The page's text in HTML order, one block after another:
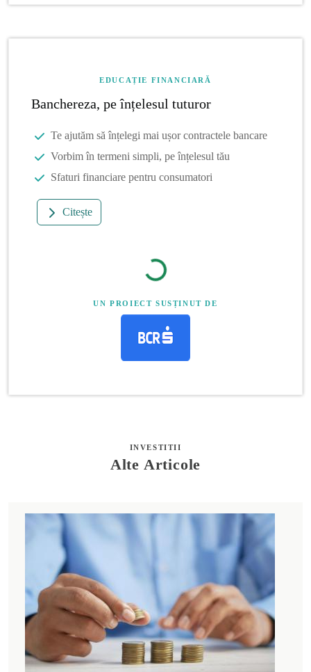
EDUCAȚIE FINANCIARĂ
Banchereza, pe înțelesul tuturor
Te ajutăm să înțelegi mai ușor contractele bancare
Vorbim în termeni simpli, pe înțelesul tău
Sfaturi financiare pentru consumatori
Citește
UN PROIECT SUSȚINUT DE
INVESTITII
Alte Articole